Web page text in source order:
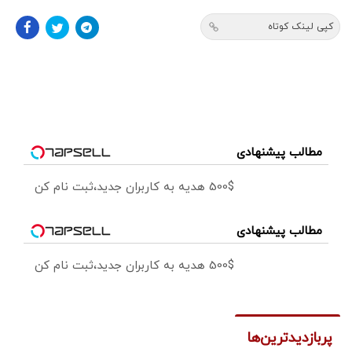
کپی لینک کوتاه
مطالب پیشنهادی
500$ هدیه به کاربران جدید،ثبت نام کن
مطالب پیشنهادی
500$ هدیه به کاربران جدید،ثبت نام کن
پربازدیدترین‌ها